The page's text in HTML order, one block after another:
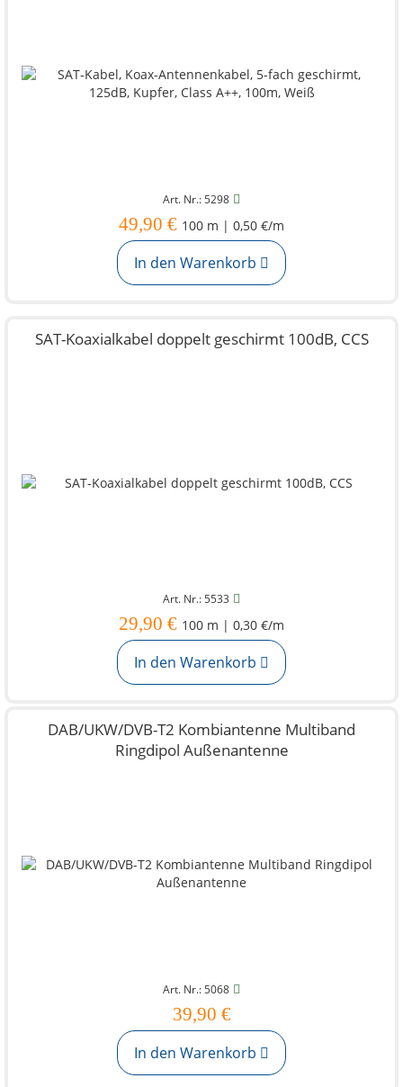
Art. Nr.: 5298
49,90 € 100 m | 0,50 €/m
In den Warenkorb
SAT-Koaxialkabel doppelt geschirmt 100dB, CCS
Art. Nr.: 5533
29,90 € 100 m | 0,30 €/m
In den Warenkorb
DAB/UKW/DVB-T2 Kombiantenne Multiband
Ringdipol Außenantenne
Art. Nr.: 5068
39,90 €
In den Warenkorb